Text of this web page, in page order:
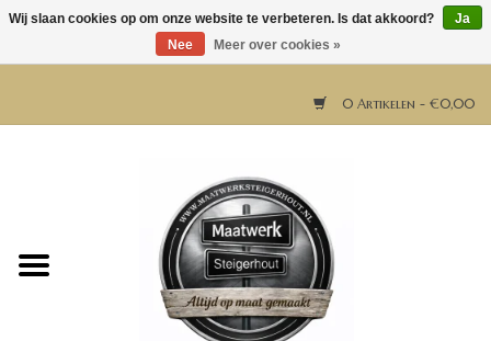
0 Artikelen - €0,00
Horeca meubels
Wij slaan cookies op om onze website te verbeteren. Is dat akkoord?
Ja
Nee
Meer over cookies »